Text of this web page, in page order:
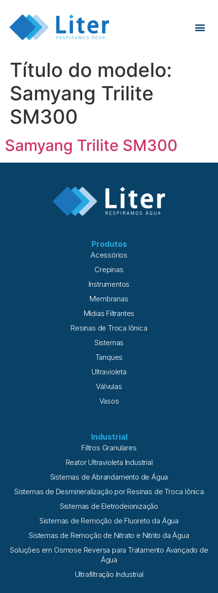
Título do modelo:
Samyang Trilite
SM300
Samyang Trilite SM300
Produtos
Acessórios
Crepinas
Instrumentos
Membranas
Mídias Filtrantes
Resinas de Troca Iônica
Sistemas
Tanques
Ultravioleta
Válvulas
Vasos
Industrial
Filtros Granulares
Reator Ultravioleta Industrial
Sistemas de Abrandamento de Água
Sistemas de Desmineralização por Resinas de Troca Iônica
Sistemas de Eletrodeionização
Sistemas de Remoção de Fluoreto da Água
Sistemas de Remoção de Nitrato e Nitrito da Água
Soluções em Osmose Reversa para Tratamento Avançado de
Água
Ultrafiltração Industrial